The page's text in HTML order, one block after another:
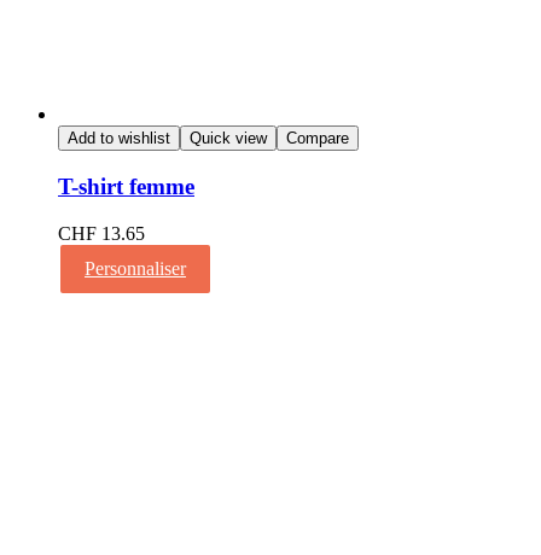
Add to wishlist Quick view Compare
T-shirt femme
CHF 13.65
Personnaliser